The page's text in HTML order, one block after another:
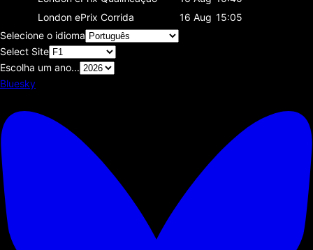
London ePrix Corrida 16 Aug 15:05
Selecione o idioma
Select Site
Escolha um ano...
Bluesky